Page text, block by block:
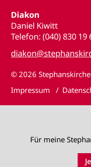
Diakon
Daniel Kiwitt
Telefon: (040) 830 19
© 2026
Impressum
Für meine